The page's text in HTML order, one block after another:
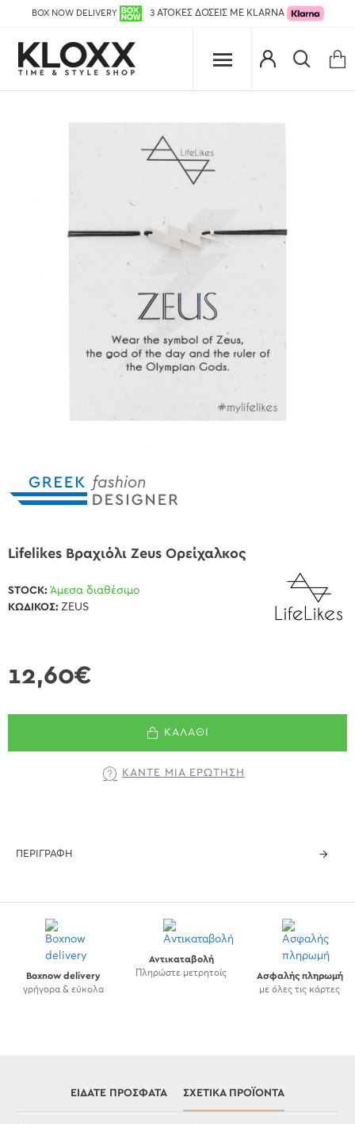
BOX NOW DELIVERY 3 ΑΤΟΚΕΣ ΔΟΣΕΙΣ ΜΕ KLARNA
Lifelikes Βραχιόλι Zeus Ορείχαλκος
12,60€
STOCK: Άμεσα διαθέσιμο
ΚΩΔΙΚΌΣ: ZEUS
ΚΑΛΆΘΙ
ΚΆΝΤΕ ΜΊΑ ΕΡΏΤΗΣΗ
ΠΕΡΙΓΡΑΦΉ
Boxnow delivery
γρήγορα & εύκολα
Αντικαταβολή
Πληρώστε μετρητοίς
Ασφαλής πληρωμή
με όλες τις κάρτες
ΕΊΔΑΤΕ ΠΡΌΣΦΑΤΑ ΣΧΕΤΙΚΆ ΠΡΟΪΌΝΤΑ